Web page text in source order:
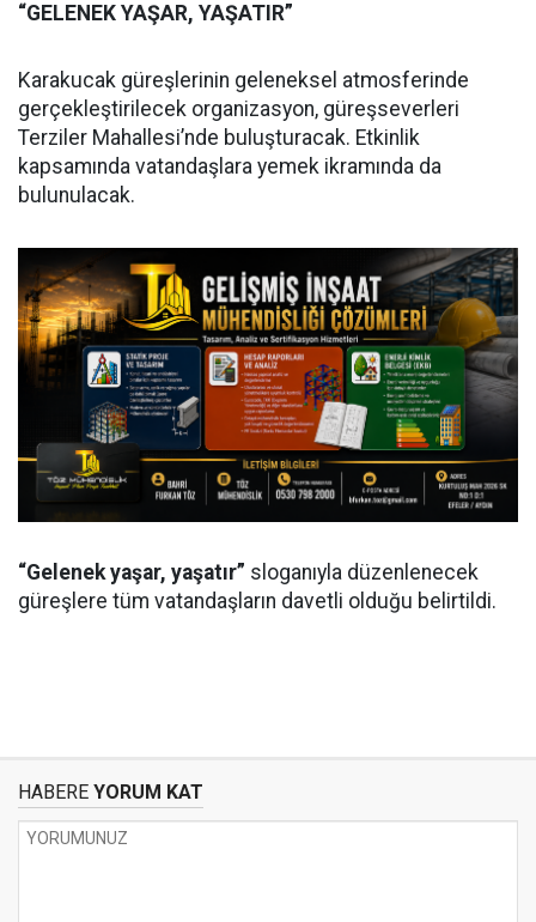
“GELENEK YAŞAR, YAŞATIR”
Karakucak güreşlerinin geleneksel atmosferinde
gerçekleştirilecek organizasyon, güreşseverleri
Terziler Mahallesi’nde buluşturacak. Etkinlik
kapsamında vatandaşlara yemek ikramında da
bulunulacak.
“Gelenek yaşar, yaşatır” sloganıyla düzenlenecek
güreşlere tüm vatandaşların davetli olduğu belirtildi.
HABERE YORUM KAT